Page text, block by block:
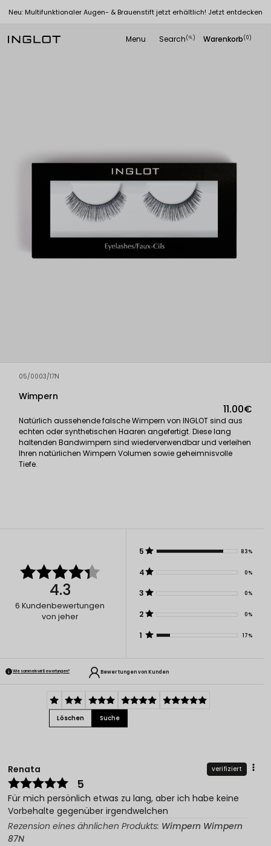
Neu: Multifunktionaler Augen- & Brauenstift jetzt erhältlich! Jetzt entdecken
Menu Search(
search ) Warenkorb(0)
05/0003/17N
Wimpern
11.00€
Natürlich aussehende falsche Wimpern von INGLOT sind aus
echten oder synthetischen Haaren angefertigt. Diese lang
haltenden Bandwimpern sind wiederverwendbar und verleihen
Ihren natürlichen Wimpern Volumen sowie geheimnisvolle
Tiefe.
4.3
6 Kundenbewertungen
von jeher
5 83%
4 0%
3 0%
2 0%
1 17%
Wie sammeln wir Bewertungen? Bewertungen von Kunden
Löschen Suche
Renata verifiziert
5
Für mich persönlich etwas zu lang, aber ich habe keine
Vorbehalte gegenüber irgendwelchen
Rezension eines ähnlichen Produkts: Wimpern Wimpern
87N